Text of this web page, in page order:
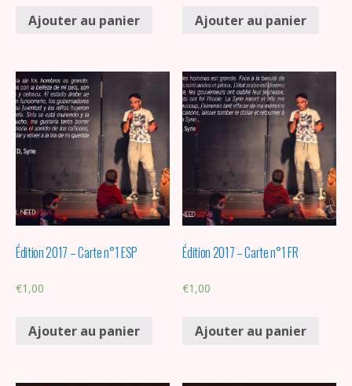
Ajouter au panier Ajouter au panier
Édition 2017 – Carte n°1 ESP
€1,00
Ajouter au panier
Édition 2017 – Carte n°1 FR
€1,00
Ajouter au panier